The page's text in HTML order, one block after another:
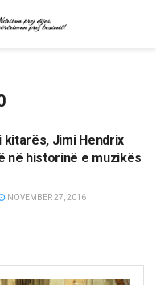
kitarës, Jimi Hendrix
në historinë e muzikës
NOVEMBER 27, 2016